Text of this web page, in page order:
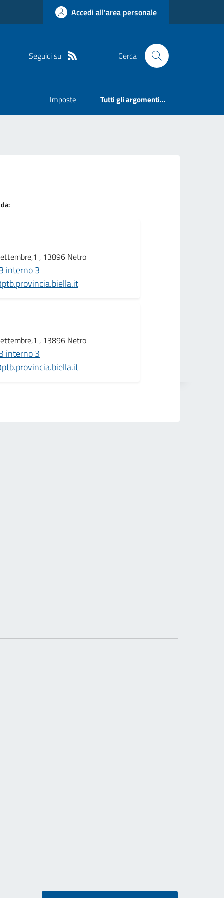
Accedi all'area personale
Seguici su Cerca
Imposte Tutti gli argomenti...
, 13896 Netro
interno 3
, 13896 Netro
interno 3